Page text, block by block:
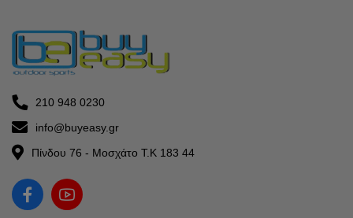
210 948 0230
info@buyeasy.gr
Πίνδου 76 - Μοσχάτο Τ.Κ 183 44